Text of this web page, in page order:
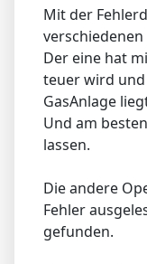
Mit der
Der eine hat
teuer wird und
GasAnlage
Und am
lassen.
Die andere
Fehler
gefunden.